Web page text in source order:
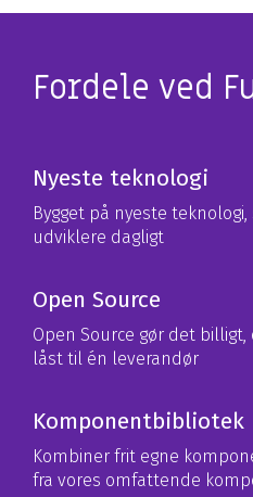
Fordele ved
Nyeste teknologi
Bygget på nyeste
udviklere dagligt
Open Source
Open Source gør det
låst til én leverandør
Komponentbibliotek
Kombiner frit egne
fra vores omfattende